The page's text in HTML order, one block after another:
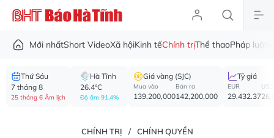
Mới nhấtShort VideoXã hộiKinh tếChính trịThể thaoPháp luật
Thứ Sáu
7 tháng 8
25 tháng 6 Âm lịch
Hà Tĩnh
26.4°C
Độ ẩm 91.4%
Giá vàng (SJC)
Mua vào
139,200,000
Bán ra
142,200,000
Tỷ giá
EUR
29,432.37
USD
CHÍNH TRỊ CHÍNH QUYỀN